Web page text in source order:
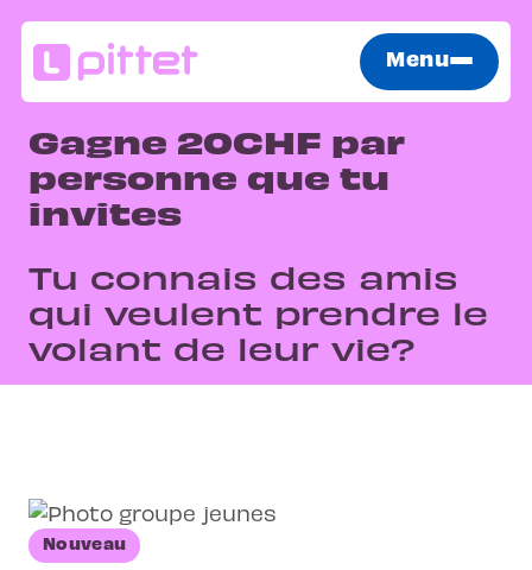
Menu
Gagne 20CHF par
personne que tu
invites
Tu connais des amis
qui veulent prendre le
volant de leur vie?
Nouveau